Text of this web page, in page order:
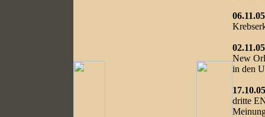
New
in den
dritte